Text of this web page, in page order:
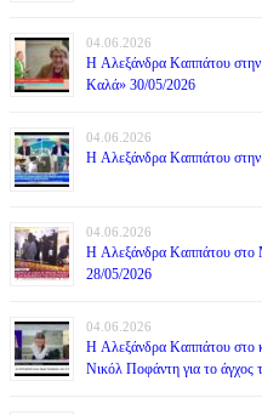
04.06.2026
H Αλεξάνδρα Καππάτου
Καλά» 30/05/2026
04.06.2026
H Αλεξάνδρα Καππάτου
04.06.2026
H Αλεξάνδρα Καππάτου στο
28/05/2026
04.06.2026
H Αλεξάνδρα Καππάτου στο
Νικόλ Ποφάντη για το άγχος